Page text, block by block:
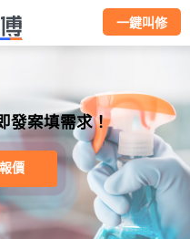
一鍵叫修
發案填需求！
價